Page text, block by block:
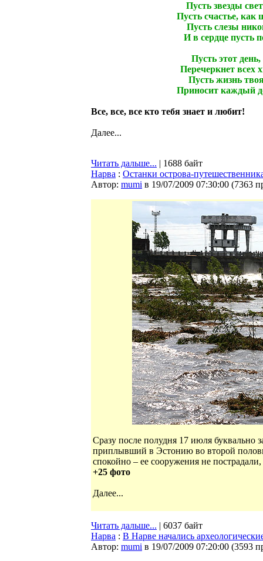
Пусть звезды
Пусть счастье, как
Пусть слезы
И в сердце пусть
Пусть этот
Перечеркнет всех
Пусть жизнь
Приносит каждый
Все, все, все кто тебя знает и любит!
Далее...
Читать дальше... | 1688 байт
Нарва : Останки острова-
Автор: mumi в 19/07/2009 07:30:00 (7363
Сразу после полудня 17 июля буквально
приплывший в Эстонию во второй
спокойно – ее сооружения не
+25 фото
Далее...
Читать дальше... | 6037 байт
Нарва : В Нарве начались
Автор: mumi в 19/07/2009 07:20:00 (3593